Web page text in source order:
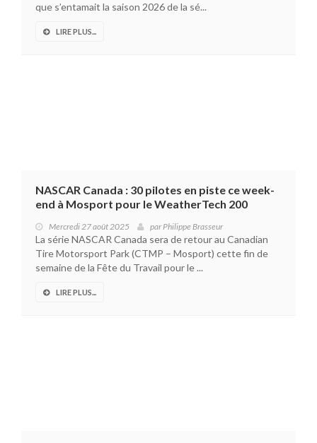
que s’entamait la saison 2026 de la sé...
LIRE PLUS...
NASCAR Canada : 30 pilotes en piste ce week-
end à Mosport pour le WeatherTech 200
Mercredi 27 août 2025 parPhilippe Brasseur
La série NASCAR Canada sera de retour au Canadian
Tire Motorsport Park (CTMP – Mosport) cette fin de
semaine de la Fête du Travail pour le ...
LIRE PLUS...